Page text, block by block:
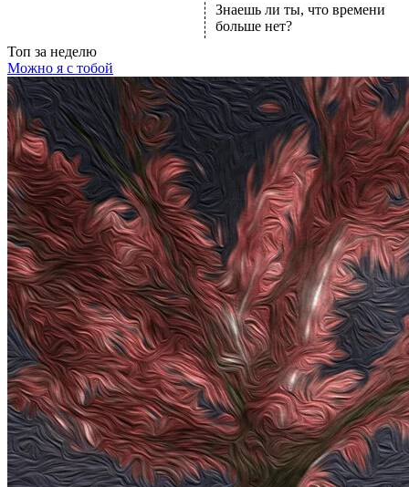
Знаешь ли ты, что времени
больше нет?
Топ за неделю
Можно я с тобой